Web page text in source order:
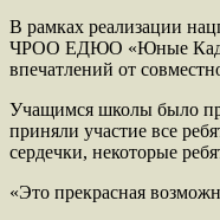
В рамках реализации
ЧРОО ЕДЮО «Юные
впечатлений от
Учащимся школы было
приняли участие все
сердечки, некоторые
«Это прекрасная